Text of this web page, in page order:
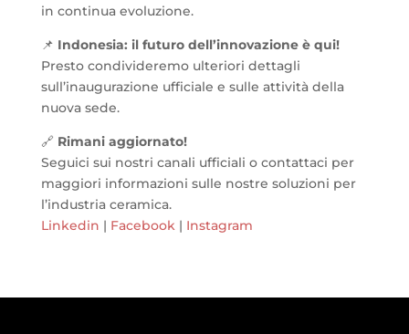
in continua evoluzione.
📌 Indonesia: il futuro dell’innovazione è qui!
Presto condivideremo ulteriori dettagli
sull’inaugurazione ufficiale e sulle attività della
nuova sede.
🔗 Rimani aggiornato!
Seguici sui nostri canali ufficiali o contattaci per
maggiori informazioni sulle nostre soluzioni per
l’industria ceramica.
Linkedin | Facebook| Instagram